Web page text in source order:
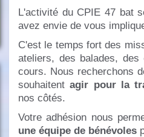
L'activité du CPIE 47 bat
avez envie de vous
C'est le temps fort des
ateliers, des balades,
cours. Nous recherchons
souhaitentagir pour la
nos côtés.
Votre adhésion nous
une équipe de bénévoles